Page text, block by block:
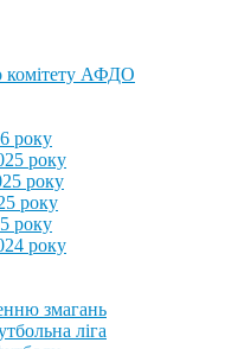
комітету АФДО
року
року
року
року
року
року
змагань
ліга